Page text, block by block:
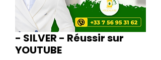
- SILVER - Réussir sur
YOUTUBE